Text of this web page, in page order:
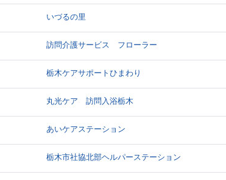
いづるの里
訪問介護サービス フローラー
栃木ケアサポートひまわり
丸光ケア 訪問入浴栃木
あいケアステーション
栃木市社協北部ヘルパーステーション